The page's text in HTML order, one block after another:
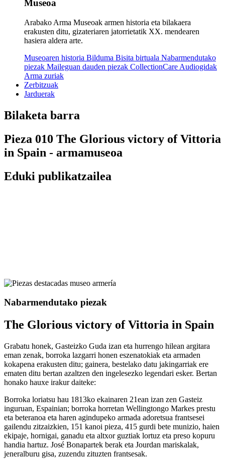
Museoa
Arabako Arma Museoak armen historia eta bilakaera
erakusten ditu, gizateriaren jatorrietatik XX. mendearen
hasiera aldera arte.
Museoaren historia Bilduma Bisita birtuala Nabarmendutako
piezak Maileguan dauden piezak CollectionCare Audiogidak
Arma zuriak
Zerbitzuak
Jarduerak
Bilaketa barra
Pieza 010 The Glorious victory of Vittoria
in Spain - armamuseoa
Eduki publikatzailea
Nabarmendutako piezak
The Glorious victory of Vittoria in Spain
Grabatu honek, Gasteizko Guda izan eta hurrengo hilean argitara
eman zenak, borroka lazgarri honen eszenatokiak eta armaden
kokapena erakusten ditu; gainera, bestelako datu jakingarriak ere
ematen ditu bertan azaltzen den ingelesezko legendari esker. Bertan
honako hauxe irakur daiteke:
Borroka loriatsu hau 1813ko ekainaren 21ean izan zen Gasteiz
inguruan, Espainian; borroka horretan Wellingtongo Markes prestu
eta beteranoa eta haren agindupeko armada adoretsua frantsesei
gailendu zitzaizkien, 151 kanoi pieza, 415 gurdi bete munizio, haien
ekipaje, hornigai, ganadu eta altxor guztiak lortuz eta preso kopuru
handia hartuz. José Bonapartek berak eta Jourdan mariskalak,
jeneralburu gisa, zuzendu zituzten frantsesak.